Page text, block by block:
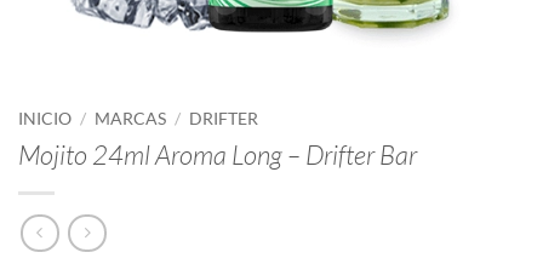
INICIO / MARCAS / DRIFTER
Mojito 24ml Aroma Long – Drifter Bar